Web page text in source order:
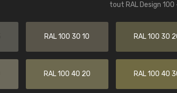
tout RAL Design 100
RAL 100 30 10 RAL 100 30
RAL 100 40 20 RAL 100 40